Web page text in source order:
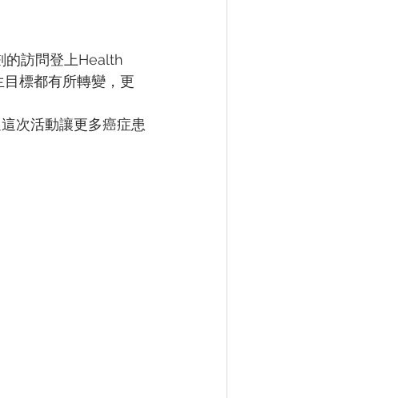
的訪問登上Health
標都有所轉變，更
次活動讓更多癌症患